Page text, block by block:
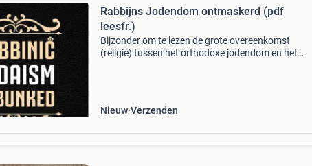
Rabbijns Jodendom ontmaskerd (pdf
leesfr.)
Bijzonder om te lezen de grote overeenkomst
(religie) tussen het orthodoxe jodendom en het
Nieuw Verzenden